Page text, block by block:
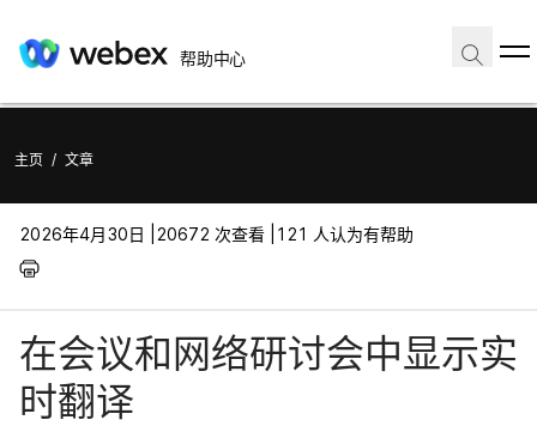
帮助中心
主页 / 文章
2026年4月30日 | 20672 次查看 | 121 人认为有帮助
在会议和网络研讨会中显示实
时翻译